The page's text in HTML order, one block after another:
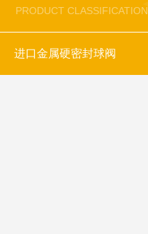
PRODUCT CLASSIFICATION
进口金属硬密封球阀